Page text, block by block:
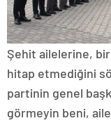
Şehit ailelerine,
hitap etmediğini
partinin genel
görmeyin beni,